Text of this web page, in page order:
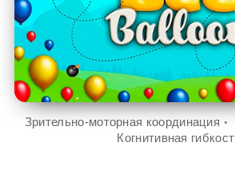
Зрительно-моторная координация
Когнитивная